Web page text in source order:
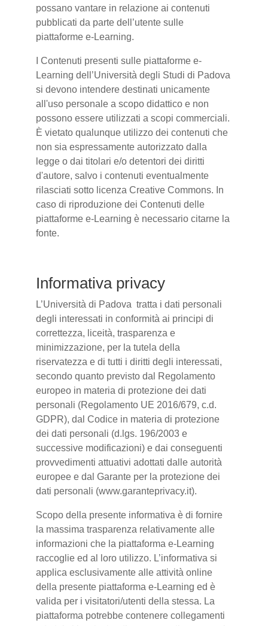
possano vantare in relazione ai contenuti
pubblicati da parte dell’utente sulle
piattaforme e-Learning.
I Contenuti presenti sulle piattaforme e-
Learning dell’Università degli Studi di Padova
si devono intendere destinati unicamente
all'uso personale a scopo didattico e non
possono essere utilizzati a scopi commerciali.
È vietato qualunque utilizzo dei contenuti che
non sia espressamente autorizzato dalla
legge o dai titolari e/o detentori dei diritti
d'autore, salvo i contenuti eventualmente
rilasciati sotto licenza Creative Commons. In
caso di riproduzione dei Contenuti delle
piattaforme e-Learning è necessario citarne la
fonte.
Informativa privacy
L’Università di Padova tratta i dati personali
degli interessati in conformità ai principi di
correttezza, liceità, trasparenza e
minimizzazione, per la tutela della
riservatezza e di tutti i diritti degli interessati,
secondo quanto previsto dal Regolamento
europeo in materia di protezione dei dati
personali (Regolamento UE 2016/679, c.d.
GDPR), dal Codice in materia di protezione
dei dati personali (d.lgs. 196/2003 e
successive modificazioni) e dai conseguenti
provvedimenti attuativi adottati dalle autorità
europee e dal Garante per la protezione dei
dati personali (www.garanteprivacy.it).
Scopo della presente informativa è di fornire
la massima trasparenza relativamente alle
informazioni che la piattaforma e-Learning
raccoglie ed al loro utilizzo. L’informativa si
applica esclusivamente alle attività online
della presente piattaforma e-Learning ed è
valida per i visitatori/utenti della stessa. La
piattaforma potrebbe contenere collegamenti